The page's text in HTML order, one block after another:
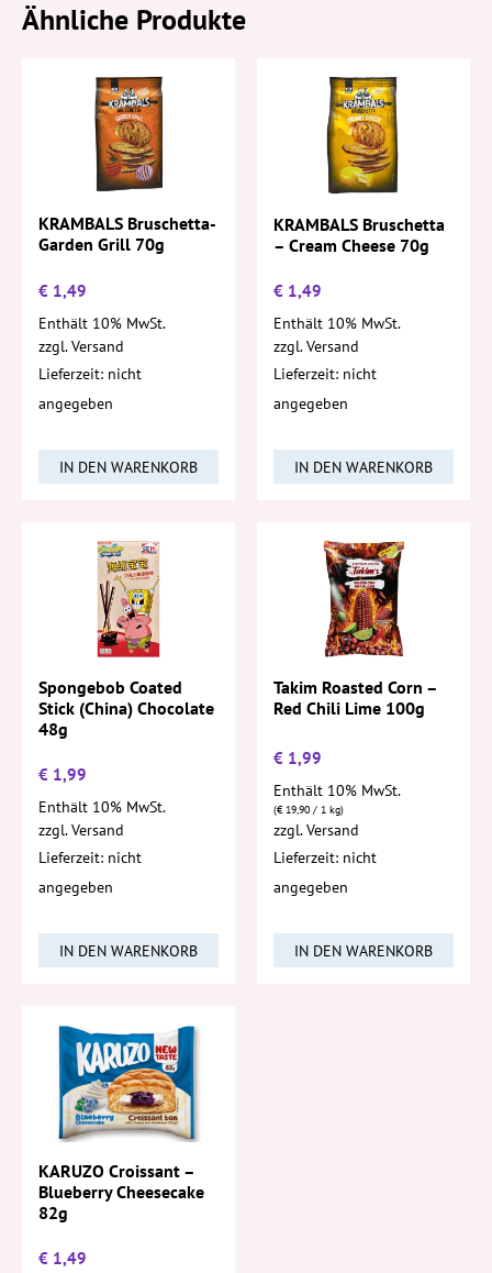
Ähnliche Produkte
KRAMBALS Bruschetta-
Garden Grill 70g
€ 1,49
Enthält 10% MwSt.
zzgl.Versand
Lieferzeit: nicht
angegeben
IN DEN WARENKORB
KRAMBALS Bruschetta
– Cream Cheese 70g
€ 1,49
Enthält 10% MwSt.
zzgl.Versand
Lieferzeit: nicht
angegeben
IN DEN WARENKORB
Spongebob Coated
Stick (China) Chocolate
48g
€ 1,99
Enthält 10% MwSt.
zzgl.Versand
Lieferzeit: nicht
angegeben
IN DEN WARENKORB
Takim Roasted Corn –
Red Chili Lime 100g
€ 1,99
Enthält 10% MwSt.
(€19,90 / 1 kg)
zzgl.Versand
Lieferzeit: nicht
angegeben
IN DEN WARENKORB
KARUZO Croissant –
Blueberry Cheesecake
82g
€ 1,49